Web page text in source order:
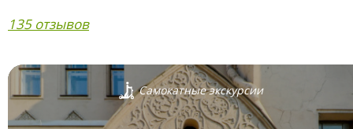
135 отзывов
Самокатные экскурсии